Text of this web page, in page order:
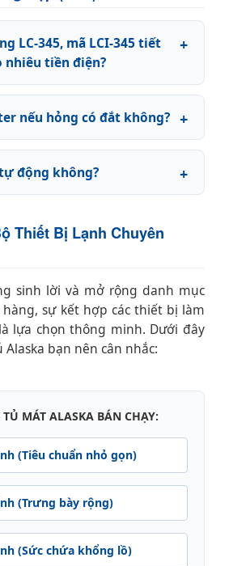
LC-345, mã LCI-345 tiết
nhiêu tiền điện?
nếu hỏng có đắt không?
động không?
Thiết Bị Lạnh Chuyên
sinh lời và mở rộng danh mục
sự kết hợp các thiết bị làm
lựa chọn thông minh. Dưới đây
Alaska bạn nên cân nhắc:
MÁT ALASKA BÁN CHẠY:
(Tiêu chuẩn nhỏ gọn)
(Trưng bày rộng)
(Sức chứa khổng lồ)